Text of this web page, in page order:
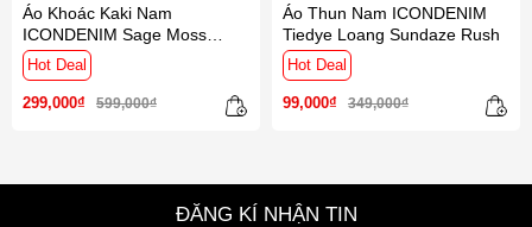
Áo Khoác Kaki Nam
ICONDENIM Sage Moss
Sundaze Rush
Hot Deal
299,000₫ 599,000₫
Áo Thun Nam ICONDENIM
Tiedye Loang Sundaze Rush
Hot Deal
99,000₫ 349,000₫
ĐĂNG KÍ NHẬN TIN